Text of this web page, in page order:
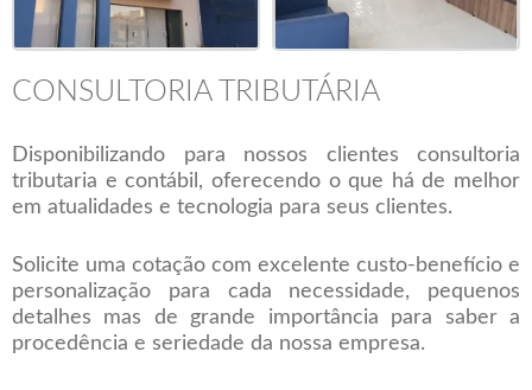
CONSULTORIA TRIBUTÁRIA
Disponibilizando para nossos clientes consultoria
tributaria e contábil, oferecendo o que há de melhor
em atualidades e tecnologia para seus clientes.
Solicite uma cotação com excelente custo-benefício e
personalização para cada necessidade, pequenos
detalhes mas de grande importância para saber a
procedência e seriedade da nossa empresa.